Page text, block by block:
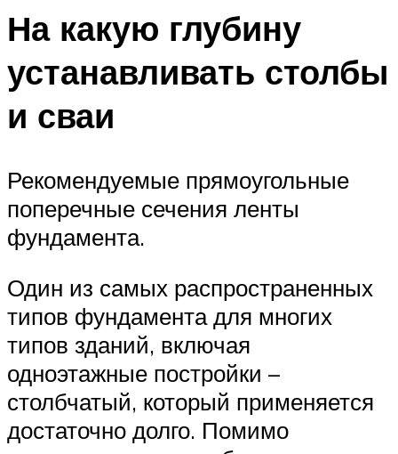
На какую глубину
устанавливать столбы
и сваи
Рекомендуемые прямоугольные
поперечные сечения ленты
фундамента.
Один из самых распространенных
типов фундамента для многих
типов зданий, включая
одноэтажные постройки –
столбчатый, который применяется
достаточно долго. Помимо